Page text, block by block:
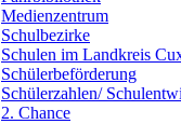
Medienzentrum
Schulbezirke
Schulen im Landkreis
Schülerbeförderung
Schülerzahlen/
2. Chance